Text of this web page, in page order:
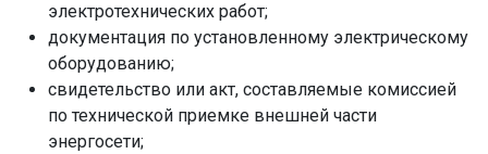
электротехнических работ;
документация по установленному электрическому
оборудованию;
свидетельство или акт, составляемые комиссией
по технической приемке внешней части
энергосети;